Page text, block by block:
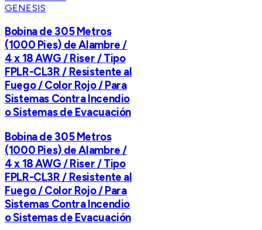
GENESIS
Bobina de 305 Metros
(1000 Pies) de Alambre /
4 x 18 AWG / Riser / Tipo
FPLR-CL3R / Resistente al
Fuego / Color Rojo / Para
Sistemas Contra Incendio
o Sistemas de Evacuación
Bobina de 305 Metros
(1000 Pies) de Alambre /
4 x 18 AWG / Riser / Tipo
FPLR-CL3R / Resistente al
Fuego / Color Rojo / Para
Sistemas Contra Incendio
o Sistemas de Evacuación